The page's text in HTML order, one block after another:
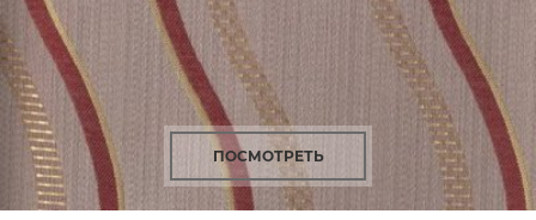
ПОСМОТРЕТЬ